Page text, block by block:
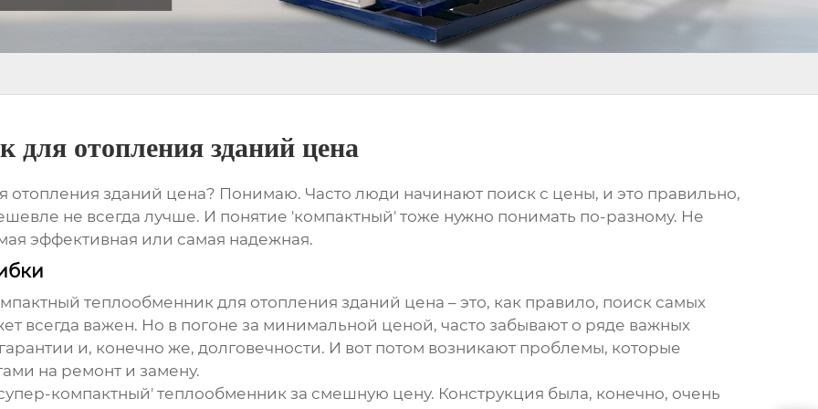
отопления зданий цена
отопления зданий цена? Понимаю. Часто люди начинают поиск с цены, и это правильно,
не всегда лучше. И понятие 'компактный' тоже нужно понимать по-разному. Не
эффективная или самая надежная.
теплообменник для отопления зданий цена – это, как правило, поиск самых
всегда важен. Но в погоне за минимальной ценой, часто забывают о ряде важных
и, конечно же, долговечности. И вот потом возникают проблемы, которые
на ремонт и замену.
компактный' теплообменник за смешную цену. Конструкция была, конечно, очень